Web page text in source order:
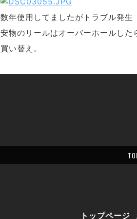
数年使用してましたがトラブル発生
安物のリールはオーバーホールした
買い替え。
トップページ